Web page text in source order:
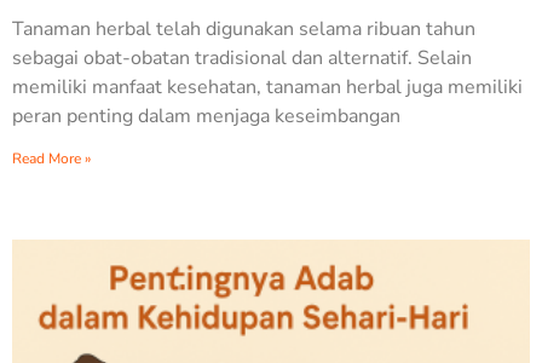
Tanaman herbal telah digunakan selama ribuan tahun
sebagai obat-obatan tradisional dan alternatif. Selain
memiliki manfaat kesehatan, tanaman herbal juga memiliki
peran penting dalam menjaga keseimbangan
Read More »